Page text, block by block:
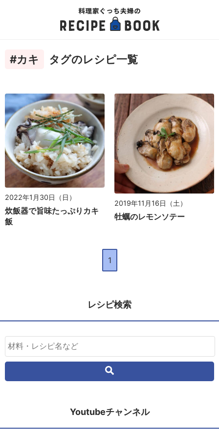
#カキ タグのレシピ一覧
2022年1月30日（日）
炊飯器で旨味たっぷりカキ
飯
2019年11月16日（土）
牡蠣のレモンソテー
1
レシピ検索
Youtubeチャンネル